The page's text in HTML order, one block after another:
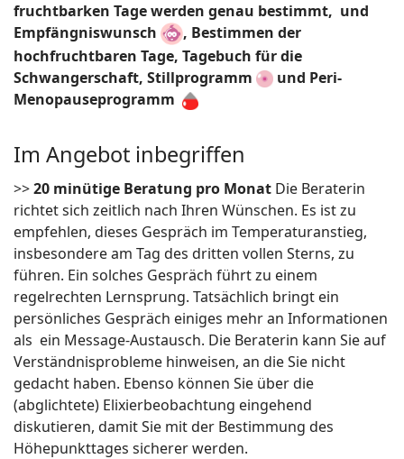
fruchtbarken Tage werden genau bestimmt, und
Empfängniswunsch
, Bestimmen der
hochfruchtbaren Tage, Tagebuch für die
Schwangerschaft, Stillprogramm
und Peri-
Menopauseprogramm
Im Angebot inbegriffen
>>20 minütige Beratung pro Monat Die Beraterin
richtet sich zeitlich nach Ihren Wünschen. Es ist zu
empfehlen, dieses Gespräch im Temperaturanstieg,
insbesondere am Tag des dritten vollen Sterns, zu
führen. Ein solches Gespräch führt zu einem
regelrechten Lernsprung. Tatsächlich bringt ein
persönliches Gespräch einiges mehr an Informationen
als ein Message-Austausch. Die Beraterin kann Sie auf
Verständnisprobleme hinweisen, an die Sie nicht
gedacht haben. Ebenso können Sie über die
(abglichtete) Elixierbeobachtung eingehend
diskutieren, damit Sie mit der Bestimmung des
Höhepunkttages sicherer werden.